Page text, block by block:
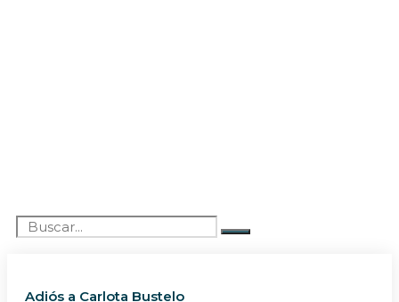
Adiós a Carlota Bustelo